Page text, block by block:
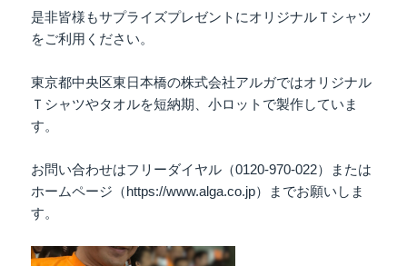
是非皆様もサプライズプレゼントにオリジナルＴシャツ
をご利用ください。
東京都中央区東日本橋の株式会社アルガではオリジナル
Ｔシャツやタオルを短納期、小ロットで製作していま
す。
お問い合わせはフリーダイヤル（0120-970-022）または
ホームページ（https://www.alga.co.jp）までお願いしま
す。